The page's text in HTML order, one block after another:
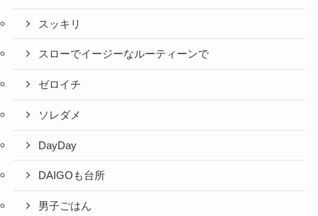
スッキリ
スローでイージーなルーティーンで
ゼロイチ
ソレダメ
DayDay
DAIGOも台所
男子ごはん